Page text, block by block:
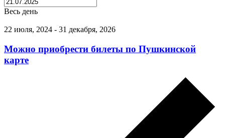
Весь день
22 июля, 2024 - 31 декабря, 2026
Можно приобрести билеты по Пушкинской
карте